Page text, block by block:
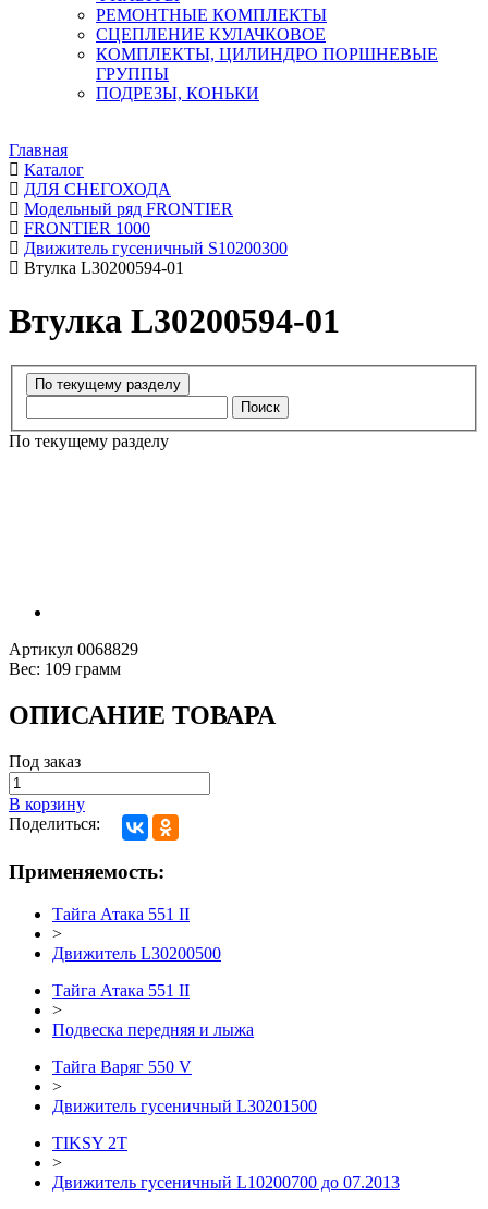
РЕМОНТНЫЕ КОМПЛЕКТЫ
СЦЕПЛЕНИЕ КУЛАЧКОВОЕ
КОМПЛЕКТЫ, ЦИЛИНДРО ПОРШНЕВЫЕ
ГРУППЫ
ПОДРЕЗЫ, КОНЬКИ
Главная
Каталог
ДЛЯ СНЕГОХОДА
Модельный ряд FRONTIER
FRONTIER 1000
Движитель гусеничный S10200300
Втулка L30200594-01
Втулка L30200594-01
Поиск
По текущему разделу
Артикул 0068829
Вес: 109 грамм
ОПИСАНИЕ ТОВАРА
Под заказ
В корзину
Поделиться:
Применяемость:
Тайга Атака 551 II
>
Движитель L30200500
Тайга Атака 551 II
>
Подвеска передняя и лыжа
Тайга Варяг 550 V
>
Движитель гусеничный L30201500
TIKSY 2T
>
Движитель гусеничный L10200700 до 07.2013